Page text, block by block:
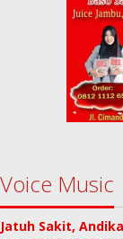
Voice Music
Jatuh Sakit,